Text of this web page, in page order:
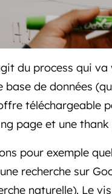
du process qui va
base de données
téléchargeable
page et une thank
pour exemple
recherche sur
naturelle). Le